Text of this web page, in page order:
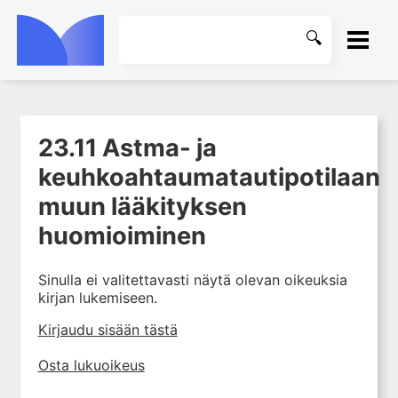
1. Farmakokinetiikan käsitteet
ja sovellutukset lääkehoitoon
2. Lääkkeiden antotavat
3. Lääkeaineen pitoisuuden ja
vaikutuksen suhde
yhteisvaikutukset
5. Farmakogeneettiset
yksilövaihtelut
pitoisuusmittaukset
23.11 Astma- ja
keuhkoahtaumatautipotilaan
muun lääkityksen
huomioiminen
Sinulla ei valitettavasti näytä olevan oikeuksia
kirjan lukemiseen.
Kirjaudu sisään tästä
Osta lukuoikeus